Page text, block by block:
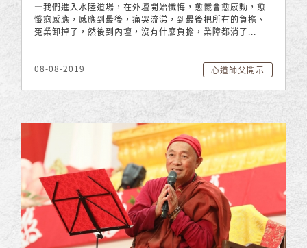
—我們進入水陸道場，在外壇開始懺悔，愈懺會愈感動，愈
懺愈感應，感應到最後，痛哭流涕，到最後把所有的負擔、
冤業卸掉了，然後到內壇，沒有什麼負擔，業障都消了...
08-08-2019 心道師父開示